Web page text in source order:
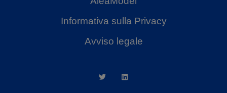
Informativa sulla Privacy
Avviso legale